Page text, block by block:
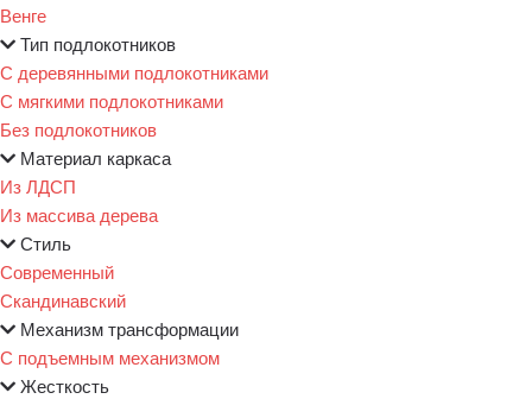
Венге
Тип подлокотников
С деревянными подлокотниками
С мягкими подлокотниками
Без подлокотников
Материал каркаса
Из ЛДСП
Из массива дерева
Стиль
Современный
Скандинавский
Механизм трансформации
С подъемным механизмом
Жесткость